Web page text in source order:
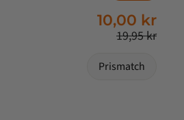
Normalpris
19,95 kr
Tilbudspris
10,00 kr
Prismatch